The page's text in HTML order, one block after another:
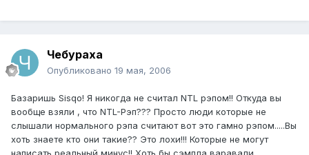
Чебураха
Опубликовано 19 мая, 2006
Базаришь Sisqo! Я никогда не считал NTL рэпом!! Откуда вы
вообще взяли , что NTL-Рэп??? Просто люди которые не
слышали нормального рэпа считают вот это гамно рэпом.....Вы
хоть знаете кто они такие?? Это лохи!!! Которые не могут